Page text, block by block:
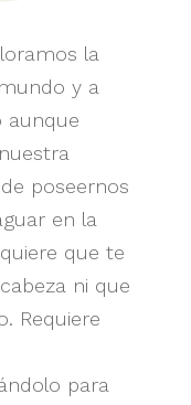
la
y a
aunque
poseernos
en la
que te
ni que
Requiere
para